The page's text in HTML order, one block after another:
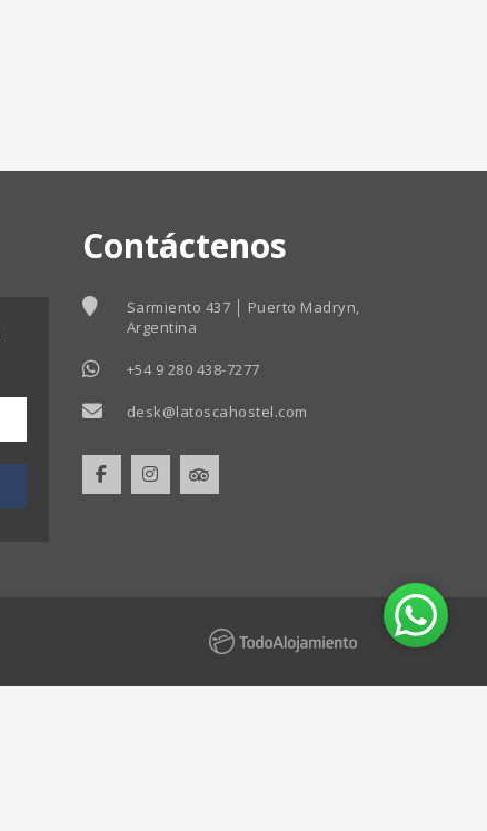
Contáctenos
Sarmiento 437 │ Puerto Madryn,
Argentina
+54 9 280 438-7277
desk@latoscahostel.com